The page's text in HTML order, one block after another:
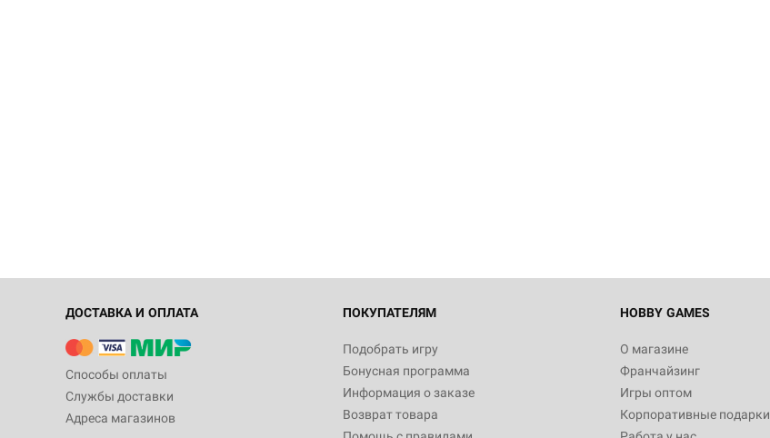
ДОСТАВКА И ОПЛАТА
Способы оплаты
Службы доставки
Адреса магазинов
ПОКУПАТЕЛЯМ
Подобрать игру
Бонусная программа
Информация о заказе
Возврат товара
HOBBY GAMES
О магазине
Франчайзинг
Игры оптом
Корпоративные подарки